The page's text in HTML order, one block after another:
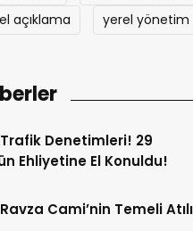
açıklama
yerel yönetim
Denetimleri! 29
Ehliyetine El Konuldu!
Cami’nin Temeli